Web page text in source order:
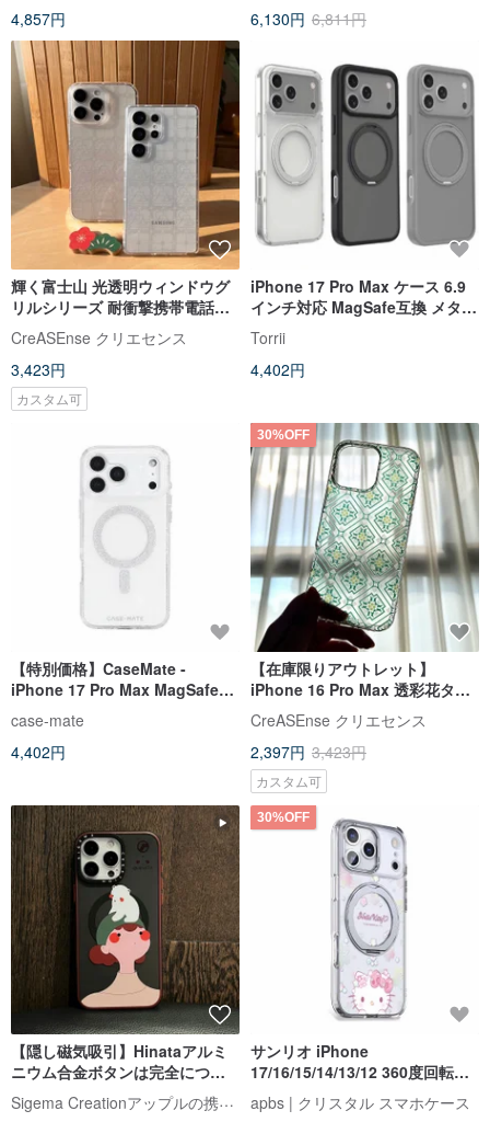
4,857円
6,130円 6,811円
輝く富士山 光透明ウィンドウグ
リルシリーズ 耐衝撃携帯電話ケ
ース CSBM13
CreASEnse クリエセンス
3,423円
カスタム可
iPhone 17 Pro Max ケース 6.9
インチ対応 MagSafe互換 メタル
スタンド付き
Torrii
4,402円
【特別価格】CaseMate -
iPhone 17 Pro Max MagSafe対
応ケース トワイライトシルバー
case-mate
4,402円
30%OFF
【在庫限りアウトレット】
iPhone 16 Pro Max 透彩花タイ
ルシリーズ 耐衝撃スマホケース
CreASEnse クリエセンス
2,397円 3,423円
カスタム可
【隠し磁気吸引】Hinataアルミ
ニウム合金ボタンは完全につや
消し加工されており、落下防
止、耐傷性があり、
Sigema Creationアップルの携帯ケース
30%OFF
サンリオ iPhone
17/16/15/14/13/12 360度回転マ
グネットスタンドケース - 桜キテ
ィ
apbs | クリスタル スマホケース